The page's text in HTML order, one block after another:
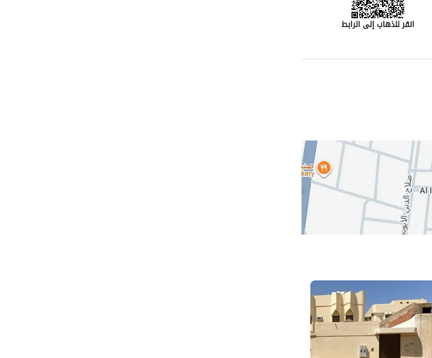
انقر للذهاب إلى الرابط
3054
8760
26.127767173421148
20575
419.67